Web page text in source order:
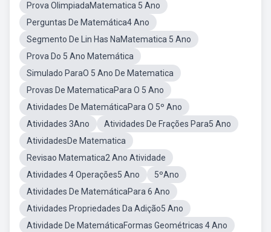
Prova OlimpiadaMatematica 5 Ano
Perguntas De Matemática4 Ano
Segmento De Lin Has NaMatematica 5 Ano
Prova Do 5 Ano Matemática
Simulado ParaO 5 Ano De Matematica
Provas De MatematicaPara O 5 Ano
Atividades De MatemáticaPara O 5º Ano
Atividades 3Ano
Atividades De Frações Para5 Ano
AtividadesDe Matematica
Revisao Matematica2 Ano Atividade
Atividades 4 Operações5 Ano
5ºAno
Atividades De MatemáticaPara 6 Ano
Atividades Propriedades Da Adição5 Ano
Atividade De MatemáticaFormas Geométricas 4 Ano